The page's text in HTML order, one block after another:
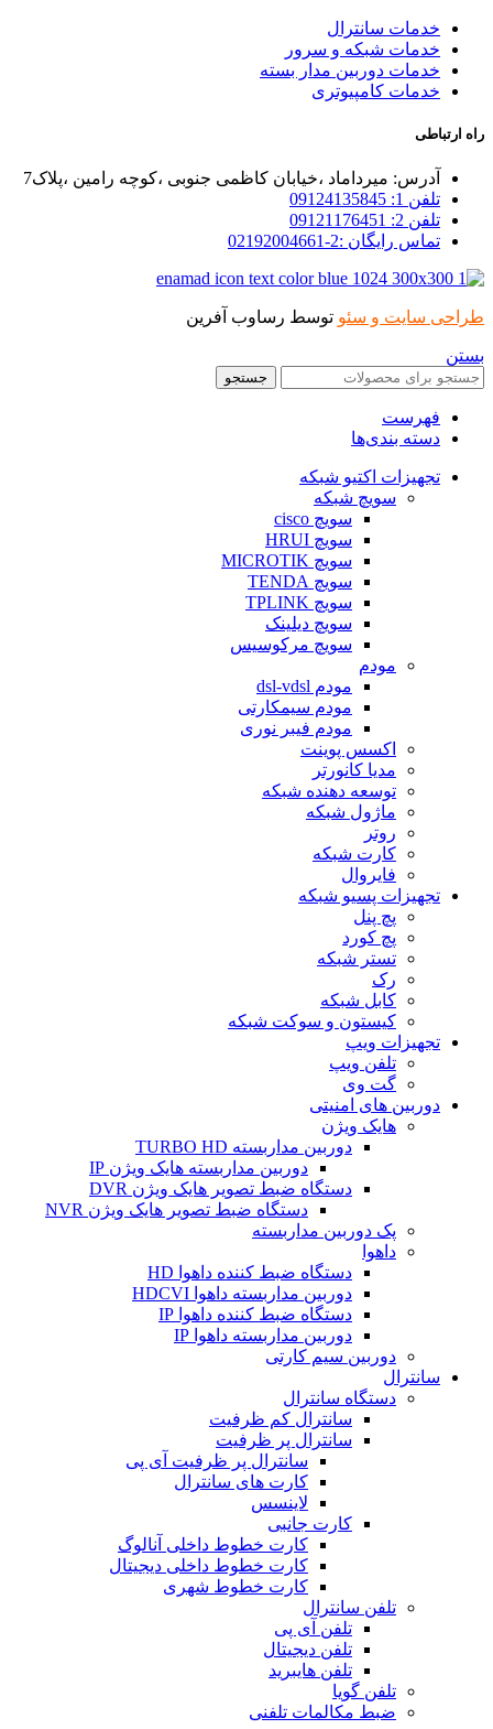
خدمات سانترال
خدمات شبکه و سرور
خدمات دوربین مدار بسته
خدمات کامپیوتری
راه ارتباطی
آدرس: میرداماد ،خیابان کاظمی جنوبی ،کوچه رامین ،پلاک7
تلفن 1: 09124135845
تلفن 2: 09121176451
تماس رایگان :2-02192004661
طراحی سایت و سئو توسط رساوب آفرین
بستن
جستجو
فهرست
دسته بندی‌ها
تجهیزات اکتیو شبکه
سویچ شبکه
سویچ cisco
سویچ HRUI
سویچ MICROTIK
سویچ TENDA
سویچ TPLINK
سویچ دیلینک
سویچ مرکوسیس
مودم
مودم dsl-vdsl
مودم سیمکارتی
مودم فیبر نوری
اکسس پوینت
مدیا کانورتر
توسعه دهنده شبکه
ماژول شبکه
روتر
کارت شبکه
فایروال
تجهیزات پسیو شبکه
پچ پنل
پچ کورد
تستر شبکه
رک
کابل شبکه
کیستون و سوکت شبکه
تجهیزات ویپ
تلفن ویپ
گت وی
دوربین های امنیتی
هایک ویژن
دوربین مداربسته TURBO HD
دوربین مداربسته هایک ویژن IP
دستگاه ضبط تصویر هایک ویژن DVR
دستگاه ضبط تصویر هایک ویژن NVR
پک دوربین مداربسته
داهوا
دستگاه ضبط کننده داهوا HD
دوربین مداربسته داهوا HDCVI
دستگاه ضبط کننده داهوا IP
دوربین مداربسته داهوا IP
دوربین سیم کارتی
سانترال
دستگاه سانترال
سانترال کم ظرفیت
سانترال پر ظرفیت
سانترال پر ظرفیت آی پی
کارت های سانترال
لاینسس
کارت جانبی
کارت خطوط داخلی آنالوگ
کارت خطوط داخلی دیجیتال
کارت خطوط شهری
تلفن سانترال
تلفن آی پی
تلفن دیجیتال
تلفن هایبرید
تلفن گویا
ضبط مکالمات تلفنی